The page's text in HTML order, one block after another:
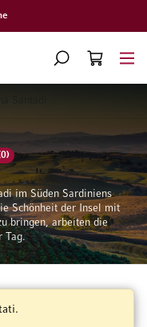
da CHF 300.–
CERCA
CART
im Süden Sardiniens
Schönheit der Insel mit
bringen, arbeiten die
Tag.